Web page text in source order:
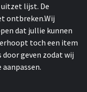
uitzet lijst. De
ontbreken.Wij
dat jullie kunnen
toch een item
geven zodat wij